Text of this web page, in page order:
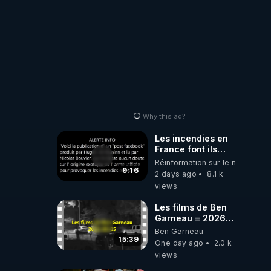
Why this ad?
9:16
Les incendies en
France font ils
partie d' un plan
qui aurait débuté
le 11 septembre
Réinformation sur le monde
2 days ago
8.1 k
views
15:39
Les films de Ben
Garneau = 2026-
08-05
Ben Garneau
One day ago
2.0 k
views